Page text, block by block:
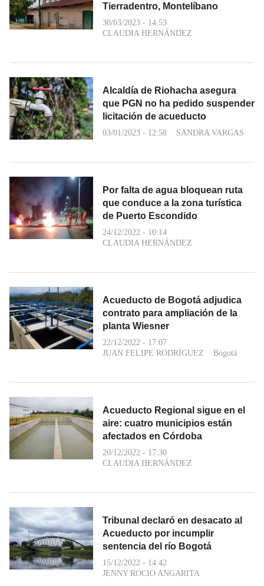
Tierradentro, Montelíbano
30/03/2023 - 14:53
CLAUDIA HERNÁNDEZ
Alcaldía de Riohacha asegura
que PGN no ha pedido suspender
licitación de acueducto
03/01/2023 - 12:58 SANDRA VARGAS
Por falta de agua bloquean ruta
que conduce a la zona turística
de Puerto Escondido
24/12/2022 - 10:14
CLAUDIA HERNÁNDEZ
Acueducto de Bogotá adjudica
contrato para ampliación de la
planta Wiesner
22/12/2022 - 17:07
JUAN FELIPE RODRÍGUEZ
Bogotá
Acueducto Regional sigue en el
aire: cuatro municipios están
afectados en Córdoba
20/12/2022 - 17:30
CLAUDIA HERNÁNDEZ
Tribunal declaró en desacato al
Acueducto por incumplir
sentencia del río Bogotá
15/12/2022 - 14:42
JENNY ROCIO ANGARITA